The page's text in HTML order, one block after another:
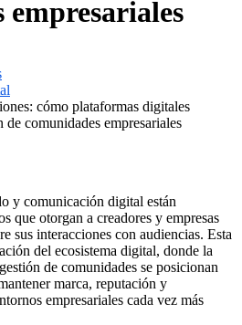
empresariales
cómo plataformas digitales
de comunidades empresariales
y comunicación digital están
que otorgan a creadores y empresas
sus interacciones con audiencias. Esta
del ecosistema digital, donde la
de comunidades se posicionan
marca, reputación y
empresariales cada vez más